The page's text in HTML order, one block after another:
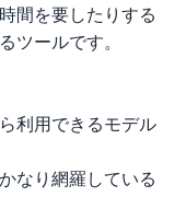
間を要したりする
ツールです。
利用できるモデル
なり網羅している